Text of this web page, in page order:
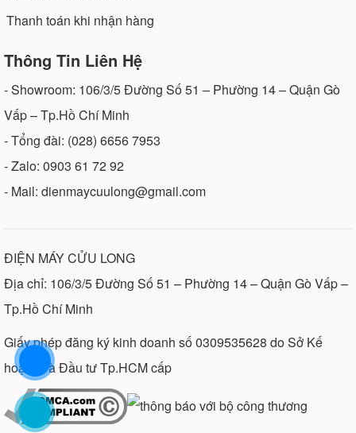
Thanh toán khi nhận hàng
Thông Tin Liên Hệ
- Showroom: 106/3/5 Đường Số 51 – Phường 14 – Quận Gò
Vấp – Tp.Hồ Chí Minh
- Tổng đài: (028) 6656 7953
- Zalo: 0903 61 72 92
- Mail: dienmaycuulong@gmail.com
ĐIỆN MÁY CỬU LONG
Địa chỉ: 106/3/5 Đường Số 51 – Phường 14 – Quận Gò Vấp –
Tp.Hồ Chí Minh
Giấy phép đăng ký kinh doanh số 0309535628 do Sở Kế
hoạch và Đầu tư Tp.HCM cấp